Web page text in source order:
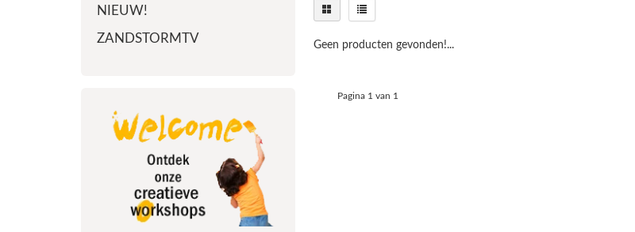
NIEUW!
ZANDSTORMTV Geen producten gevonden!...
Pagina 1 van 1